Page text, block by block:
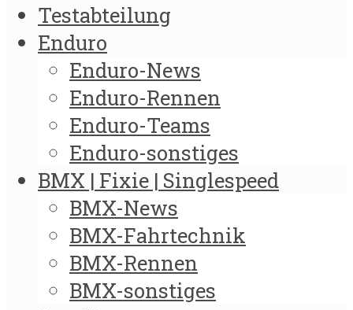
Testabteilung
Enduro
Enduro-News
Enduro-Rennen
Enduro-Teams
Enduro-sonstiges
BMX | Fixie | Singlespeed
BMX-News
BMX-Fahrtechnik
BMX-Rennen
BMX-sonstiges